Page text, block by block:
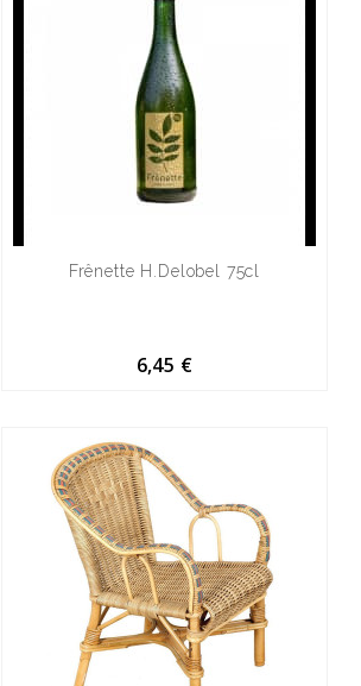
Frênette H.Delobel 75cl
6,45 €